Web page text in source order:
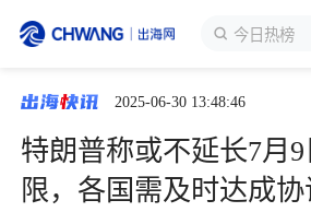
今日热榜
跨境展会
出海服务
2025-06-30 13:48:46
特朗普称或不延长7月
限，各国需及时达成